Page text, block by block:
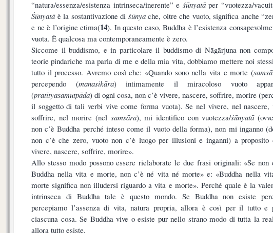
“natura/essenza/esistenza intrinseca/inerente” e śūnyatāper “vuotezza/
Śūnyatāè la sostantivazione di śūnyache, oltre che vuoto, significa anche
e ne è l’origine etima(14). In questo caso, Buddha è l’esistenza
vuota. È qualcosa ma contemporaneamente è zero.
Siccome il buddismo, e in particolare il buddismo di Nāgārjuna non
teorie pindariche ma parla di me e della mia vita, dobbiamo mettere noi
tutto il processo. Avremo così che: «Quando sono nella vita e morte (
percependo (manasikāra) intimamente il miracoloso vuoto
(pratītyasamutpāda) di ogni cosa, non c’è vivere, nascere, soffrire, morire
il soggetto di tali verbi vive come forma vuota). Se nel vivere, nel nascere,
soffrire, nel morire (nel samsāra), mi identifico con vuotezza/śūnyatā
non c’è Buddha perché inteso come il vuoto della forma), non mi inganno
non c’è che zero, vuoto non c’è luogo per illusioni e inganni) a proposito
vivere, nascere, soffrire, morire».
Allo stesso modo possono essere rielaborate le due frasi originali: «Se non
Buddha nella vita e morte, non c’è né vita né morte» e: «Buddha nella
morte significa non illudersi riguardo a vita e morte». Perché quale è la
intrinseca di Buddha tale è questo mondo. Se Buddha non esiste
percepiamo l’assenza di vita, natura propria, allora è così per il tutto e
ciascuna cosa. Se Buddha vive o esiste pur nello strano modo di tutta la
allora tutto esiste.